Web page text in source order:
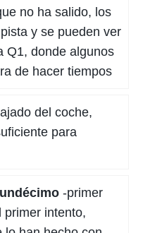
no ha salido, los
y se pueden ver
Q1, donde algunos
de hacer tiempos
del coche,
para
-primer
primer intento,